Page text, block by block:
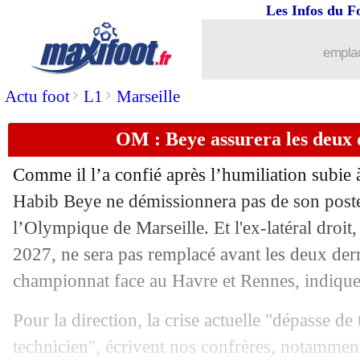
Actu foot> L1 > Marseille
Les Infos du
OM : Beye assurera les
Comme il l’a confié après l’humiliation
Habib Beye ne démissionnera pas de son
l’Olympique de Marseille. Et l'ex-latéral
2027, ne sera pas remplacé avant les deux
championnat face au Havre et Rennes,
Pour la direction, la crise actuelle "dépasse
technicien", écrivent nos confrères,
Rennes : sous-coté ? Rongier répond
04/05 OM: fin de saison pour Traoré
04/05 OM: Mitchell décline, Fournier
04/05 Santos: le fils de Robinho giflé par
04/05 : la C4, le choix assumé
04/05 PSG: de nombreux fans présents à
OM : départ à prévoir pour Abdelli ?